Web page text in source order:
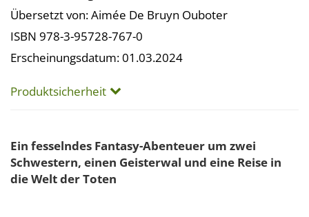
Übersetzt von: Aimée De Bruyn Ouboter
ISBN 978-3-95728-767-0
Erscheinungsdatum: 01.03.2024
Produktsicherheit
Ein fesselndes Fantasy-Abenteuer um zwei
Schwestern, einen Geisterwal und eine Reise in
die Welt der Toten